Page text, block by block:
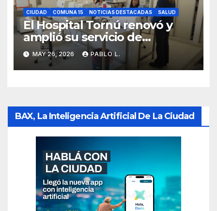
CIUDAD COMUNA 15 NOTICIAS DESTACADAS SALUD
El Hospital Tornú renovó y
amplió su servicio de
Anatomía Patológica en
Parque Chas
MAY 26, 2026 PABLO L.
BAX, La Inteligencia Artificial De La Ciudad